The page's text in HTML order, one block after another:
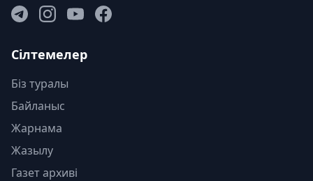
Сілтемелер
Біз туралы
Байланыс
Жарнама
Жазылу
Газет архиві